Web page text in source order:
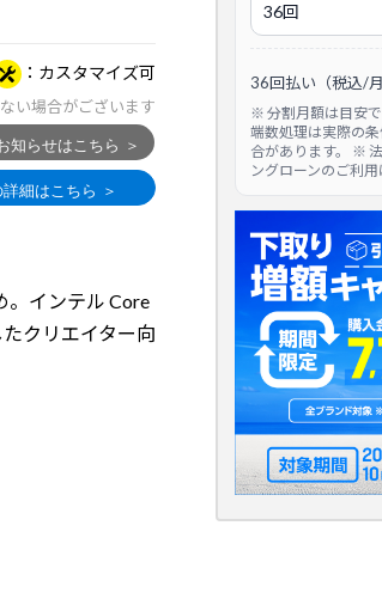
カスタマイズ可
い場合がございます
。インテル Core
クリエイター向
36回払い（税込/月
※ 分割月額は目安
端数処理は実際の
合があります。 ※
ングローンのご利用